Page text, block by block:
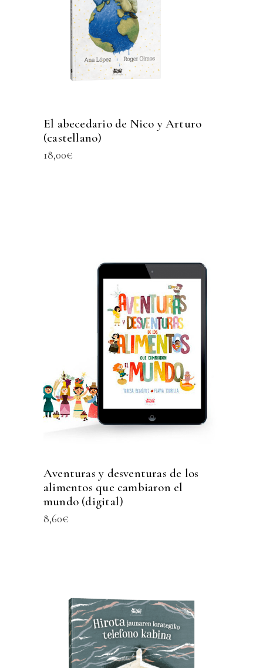
El abecedario de Nico y Arturo
(castellano)
18,00€
Aventuras y desventuras de los
alimentos que cambiaron el
mundo (digital)
8,60€